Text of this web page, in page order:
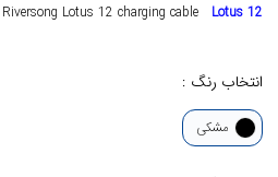
Lotus 12 charging cable Lotus 12
انتخاب رنگ :
مشکی